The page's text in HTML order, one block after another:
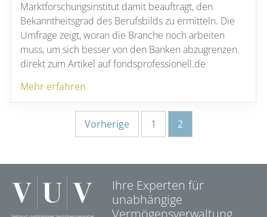
Marktforschungsinstitut damit beauftragt, den
Bekanntheitsgrad des Berufsbilds zu ermitteln. Die
Umfrage zeigt, woran die Branche noch arbeiten
muss, um sich besser von den Banken abzugrenzen.
direkt zum Artikel auf fondsprofessionell.de
Mehr erfahren
Seitennummerierung
Vorherige 1 2
Ihre Experten für
unabhängige
Vermögensverwaltung.